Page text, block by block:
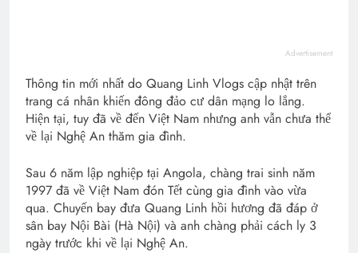
Advertisement
Thông tin mới nhất do Quang Linh Vlogs cập nhật trên
trang cá nhân khiến đông đảo cư dân mạng lo lắng.
Hiện tại, tuy đã về đến Việt Nam nhưng anh vẫn chưa thể
về lại Nghệ An thăm gia đình.
Sau 6 năm lập nghiệp tại Angola, chàng trai sinh năm
1997 đã về Việt Nam đón Tết cùng gia đình vào vừa
qua. Chuyến bay đưa Quang Linh hồi hương đã đáp ở
sân bay Nội Bài (Hà Nội) và anh chàng phải cách ly 3
ngày trước khi về lại Nghệ An.